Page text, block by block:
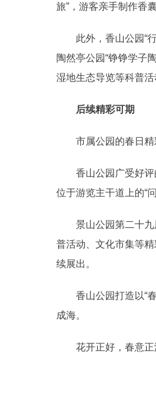
旅”，游客亲手制作香
此外，香山公园“行
陶然亭公园“铮铮学子
湿地生态导览等科普活
后续精彩可期
市属公园的春日精
香山公园广受好评的
位于游览主干道上的“
景山公园第二十九
普活动、文化市集等
续展出。
香山公园打造以“春
成海。
花开正好，春意正浓